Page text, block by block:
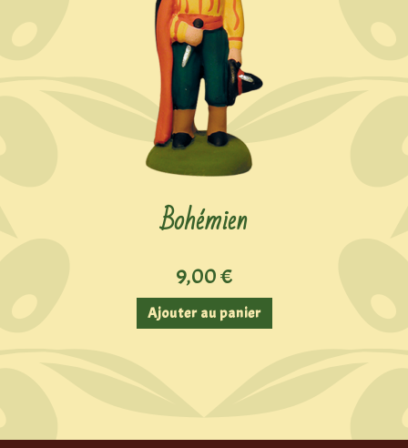
Bohémien
9,00€
Ajouter au panier